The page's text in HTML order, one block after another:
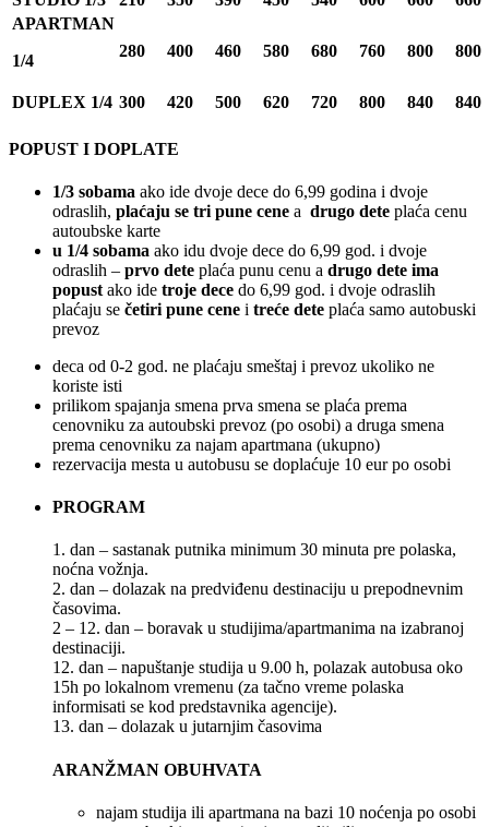
APARTMAN
1/4
280 400 460 580 680 760 800 800
DUPLEX 1/4 300 420 500 620 720 800 840 840
POPUST I DOPLATE
1/3 sobama ako ide dvoje dece do 6,99 godina i dvoje
odraslih, plaćaju se tri pune cene a drugo dete plaća cenu
autoubske karte
u 1/4 sobama ako idu dvoje dece do 6,99 god. i dvoje
odraslih – prvo dete plaća punu cenu a drugo dete ima
popust ako ide troje dece do 6,99 god. i dvoje odraslih
plaćaju se četiri pune cene i treće dete plaća samo autobuski
prevoz
deca od 0-2 god. ne plaćaju smeštaj i prevoz ukoliko ne
koriste isti
prilikom spajanja smena prva smena se plaća prema
cenovniku za autoubski prevoz (po osobi) a druga smena
prema cenovniku za najam apartmana (ukupno)
rezervacija mesta u autobusu se doplaćuje 10 eur po osobi
PROGRAM
1. dan – sastanak putnika minimum 30 minuta pre polaska,
noćna vožnja.
2. dan – dolazak na predviđenu destinaciju u prepodnevnim
časovima.
2 – 12. dan – boravak u studijima/apartmanima na izabranoj
destinaciji.
12. dan – napuštanje studija u 9.00 h, polazak autobusa oko
15h po lokalnom vremenu (za tačno vreme polaska
informisati se kod predstavnika agencije).
13. dan – dolazak u jutarnjim časovima
ARANŽMAN OBUHVATA
najam studija ili apartmana na bazi 10 noćenja po osobi